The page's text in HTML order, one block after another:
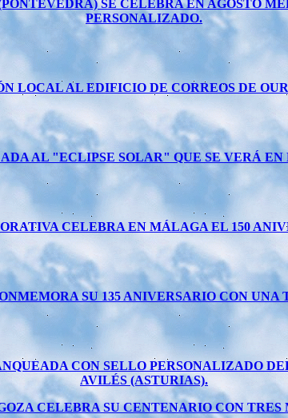
SE CELEBRA EN AGOSTO
PERSONALIZADO.
LOCAL AL EDIFICIO DE CORREOS DE
AL "ECLIPSE SOLAR" QUE SE VERÁ EN
CELEBRA EN MÁLAGA EL 150
SU 135 ANIVERSARIO CON
CON SELLO PERSONALIZADO
AVILÉS (ASTURIAS).
CELEBRA SU CENTENARIO CON